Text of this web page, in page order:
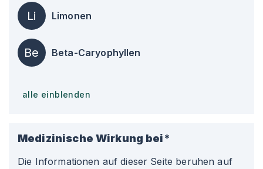
Li Limonen
Be Beta-Caryophyllen
alle einblenden
Medizinische Wirkung bei*
Die Informationen auf dieser Seite beruhen auf